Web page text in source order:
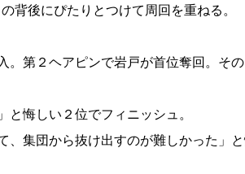
背後にぴたりとつけて周回を重ねる。
第２ヘアピンで岩戸が首位奪回。その
悔しい２位でフィニッシュ。
集団から抜け出すのが難しかった」